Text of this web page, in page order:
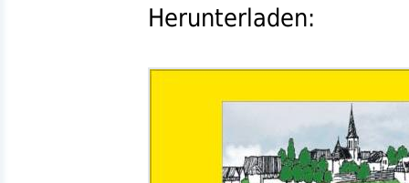
Herunterladen: